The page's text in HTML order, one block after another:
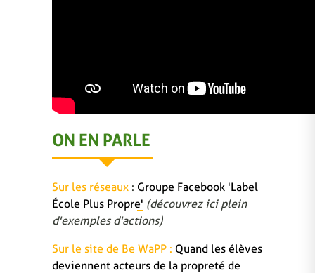
ON EN PARLE
Sur les réseaux : Groupe Facebook 'Label
École Plus Propre' (découvrez ici plein
d'exemples d'actions)
Sur le site de Be WaPP : Quand les élèves
deviennent acteurs de la propreté de